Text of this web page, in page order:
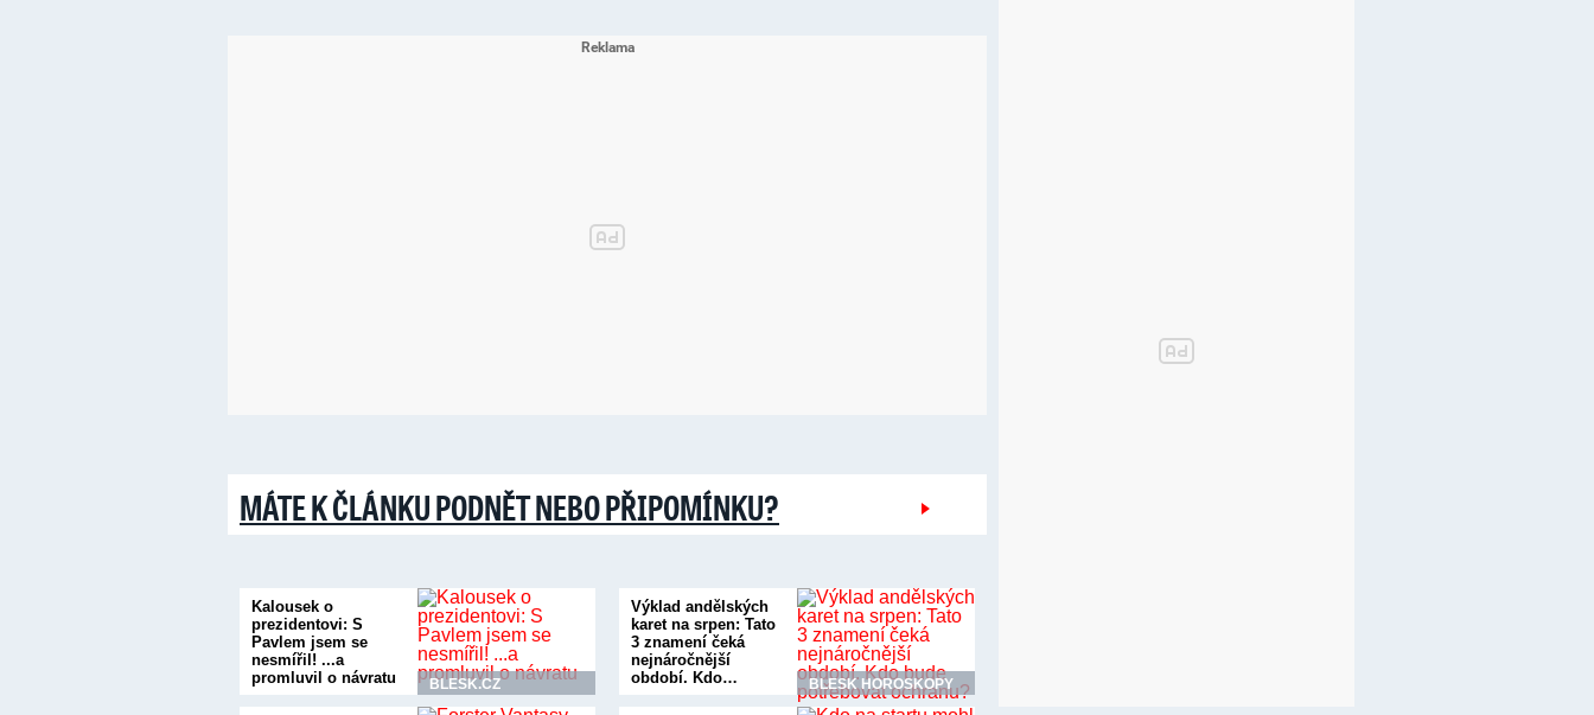
MÁTE K ČLÁNKU PODNĚT NEBO PŘIPOMÍNKU?
Kalousek o
prezidentovi: S
Pavlem jsem se
nesmířil! ...a
promluvil o návratu
BLESK.CZ
Výklad andělských
karet na srpen: Tato
3 znamení čeká
nejnáročnější
období. Kdo…
BLESK HOROSKOPY